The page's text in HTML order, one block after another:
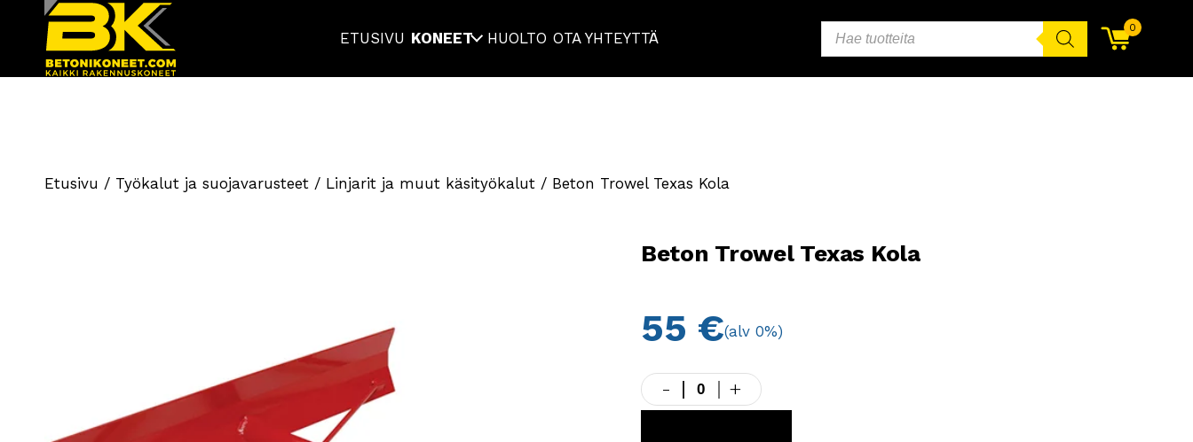
ETUSIVU KONEET HUOLTO OTA YHTEYTTÄ
PRODUCTS
SEARCH
0
Etusivu / Työkalut ja suojavarusteet / Linjarit ja muut käsityökalut / Beton Trowel Texas Kola
Beton Trowel Texas Kola
55 €(alv 0%)
-
Beton
Trowel
+